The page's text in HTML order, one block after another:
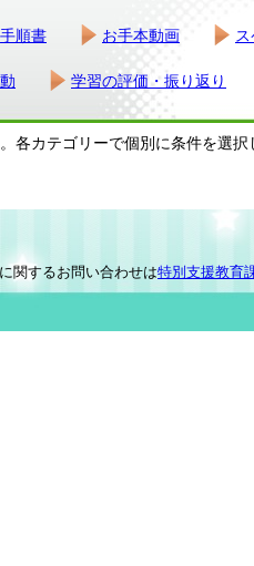
手順書 お手本動画
学習の評価・振り返り
各カテゴリーで個別に条件を選択
関するお問い合わせは特別支援教育